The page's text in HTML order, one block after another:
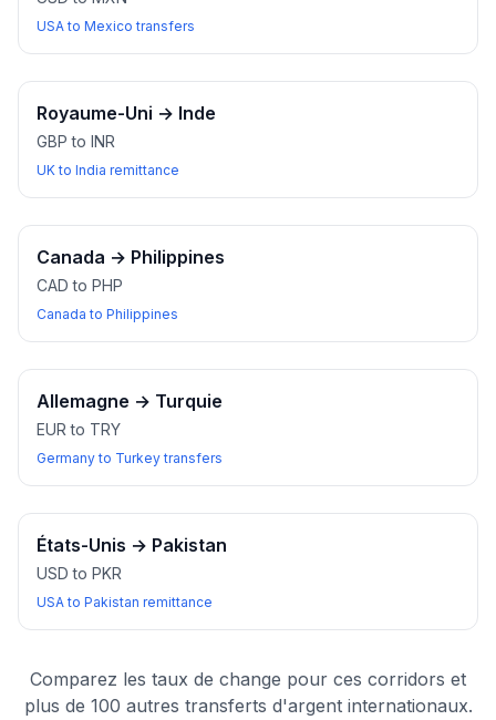
USA to Mexico transfers
Royaume-Uni → Inde
GBP to INR
UK to India remittance
Canada → Philippines
CAD to PHP
Canada to Philippines
Allemagne → Turquie
EUR to TRY
Germany to Turkey transfers
États-Unis → Pakistan
USD to PKR
USA to Pakistan remittance
Comparez les taux de change pour ces corridors et
plus de 100 autres transferts d'argent internationaux.